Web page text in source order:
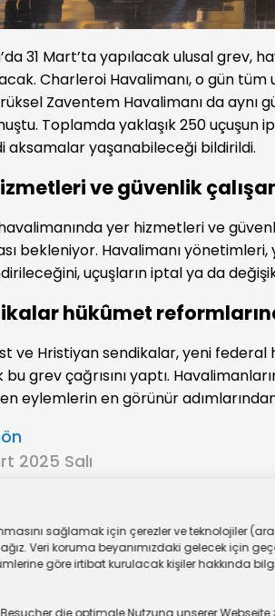
31 Mart’ta yapılacak ulusal grev,
Charleroi Havalimanı, o gün tüm
Zaventem Havalimanı da aynı
Toplamda yaklaşık 250 uçuşun
aksamalar yaşanabileceği bildirildi.
ve güvenlik
yer hizmetleri ve
bekleniyor. Havalimanı
uçuşların iptal ya da
hükûmet
ve Hristiyan sendikalar, yeni
bu grev çağrısını yaptı.
eylemlerin en görünür
2025 Salı
Yazılar
sağlamak için çerezler ve teknolojiler
Veri koruma beyanımızdaki gelecek için
göre irtibat kurulacak kişiler hakkında
die optimale Nutzung unserer